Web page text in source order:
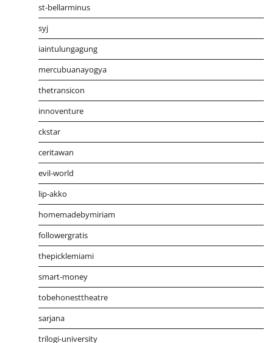
st-bellarminus
syj
iaintulungagung
mercubuanayogya
thetransicon
innoventure
ckstar
ceritawan
evil-world
lip-akko
homemadebymiriam
followergratis
thepicklemiami
smart-money
tobehonesttheatre
sarjana
trilogi-university